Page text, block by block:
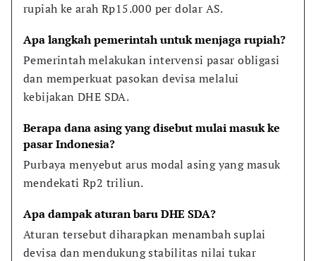
rupiah ke arah Rp15.000 per dolar AS.
Apa langkah pemerintah untuk menjaga rupiah?
Pemerintah melakukan intervensi pasar obligasi
dan memperkuat pasokan devisa melalui
kebijakan DHE SDA.
Berapa dana asing yang disebut mulai masuk ke
pasar Indonesia?
Purbaya menyebut arus modal asing yang masuk
mendekati Rp2 triliun.
Apa dampak aturan baru DHE SDA?
Aturan tersebut diharapkan menambah suplai
devisa dan mendukung stabilitas nilai tukar